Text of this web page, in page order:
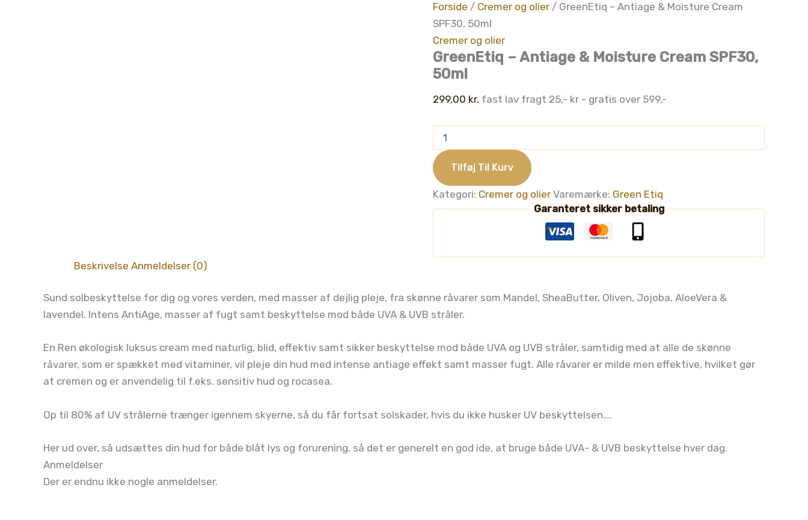
Forside / Cremer og olier / GreenEtiq – Antiage & Moisture Cream
SPF30, 50ml
Cremer og olier
GreenEtiq – Antiage & Moisture Cream SPF30,
50ml
299,00 kr. fast lav fragt 25,- kr - gratis over 599,-
Antiage
&
Moisture
Cream
SPF30,
Tilføj Til Kurv
Kategori: Cremer og olier Varemærke: Green Etiq
Garanteret sikker betaling
Beskrivelse Anmeldelser (0)
Sund solbeskyttelse for dig og vores verden, med masser af dejlig pleje, fra skønne råvarer som Mandel, SheaButter, Oliven, Jojoba, AloeVera &
lavendel. Intens AntiAge, masser af fugt samt beskyttelse mod både UVA & UVB stråler.
En Ren økologisk luksus cream med naturlig, blid, effektiv samt sikker beskyttelse mod både UVA og UVB stråler, samtidig med at alle de skønne
råvarer, som er spækket med vitaminer, vil pleje din hud med intense antiage effekt samt masser fugt. Alle råvarer er milde men effektive, hvilket gør
at cremen og er anvendelig til f.eks. sensitiv hud og rocasea.
Op til 80% af UV strålerne trænger igennem skyerne, så du får fortsat solskader, hvis du ikke husker UV beskyttelsen….
Her ud over, så udsættes din hud for både blåt lys og forurening, så det er generelt en god ide, at bruge både UVA- & UVB beskyttelse hver dag.
Anmeldelser
Der er endnu ikke nogle anmeldelser.